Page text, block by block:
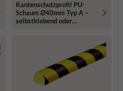
Kantenschutzprofil PU-
Schaum Ø40mm Typ A –
selbstklebend oder